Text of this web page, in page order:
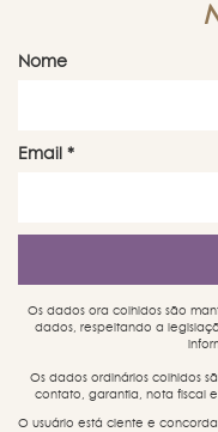
Nome
Email *
Os dados ora colhidos são
dados, respeitando a
Os dados ordinários colhidos
contato, garantia, nota fiscal
O usuário está ciente e